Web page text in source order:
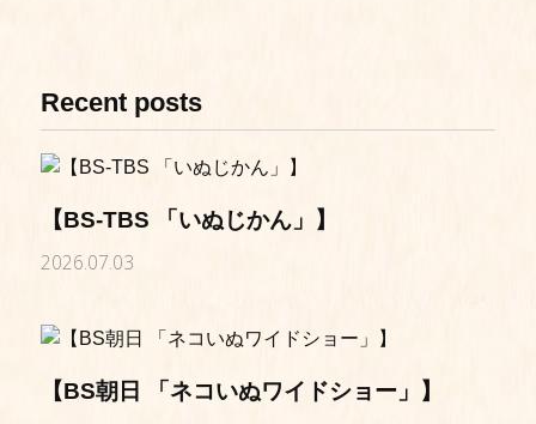
Recent posts
【BS-TBS 「いぬじかん」】
2026.07.03
【BS朝日 「ネコいぬワイドショー」】